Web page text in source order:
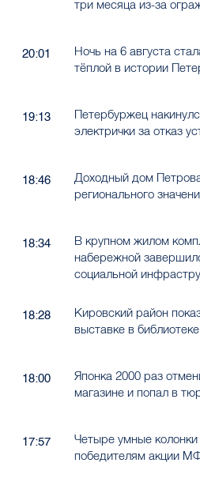
три месяца из-за
20:01
Ночь на 6 августа
тёплой в истории
19:13
Петербуржец
электрички за отказ
18:46
Доходный дом
регионального
18:34
В крупном жилом
набережной
социальной
18:28
Кировский район
выставке в
18:00
Японка 2000 раз
магазине и попал в
17:57
Четыре умные
победителям акции